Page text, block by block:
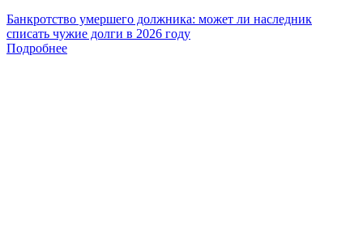
Банкротство умершего должника: может ли наследник
списать чужие долги в 2026 году
Подробнее